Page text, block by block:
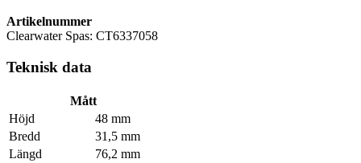
Artikelnummer
Clearwater Spas: CT6337058
Teknisk data
Mått
Höjd
48 mm
Bredd
31,5 mm
Längd
76,2 mm